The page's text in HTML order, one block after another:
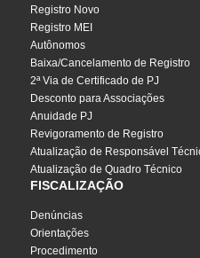
Registro Novo
Registro MEI
Autônomos
Baixa/Cancelamento de Registro
2ª Via de Certificado de PJ
Desconto para Associações
Anuidade PJ
Revigoramento de Registro
Atualização de Responsável
Atualização de Quadro Técnico
FISCALIZAÇÃO
Denúncias
Orientações
Procedimento